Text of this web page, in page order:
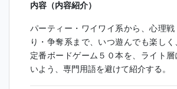
内容（内容紹介）
パーティー・ワイワイ系から、心理
り・争奪系まで、いつ遊んでも楽し
定番ボードゲーム５０本を、ライト
いよう、専門用語を避けて紹介する。